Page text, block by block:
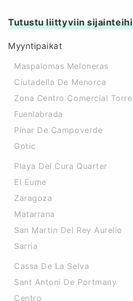
Tutustu liittyviin
Myyntipaikat
Maspalomas Meloneras
Ciutadella De Menorca
Zona Centro Comercial
Fuenlabrada
Pinar De Campoverde
Gotic
Playa Del Cura Quarter
El Eume
Zaragoza
Matarrana
San Martin Del Rey Aurelio
Sarria
Cassa De La Selva
Sant Antoni De Portmany
Centro